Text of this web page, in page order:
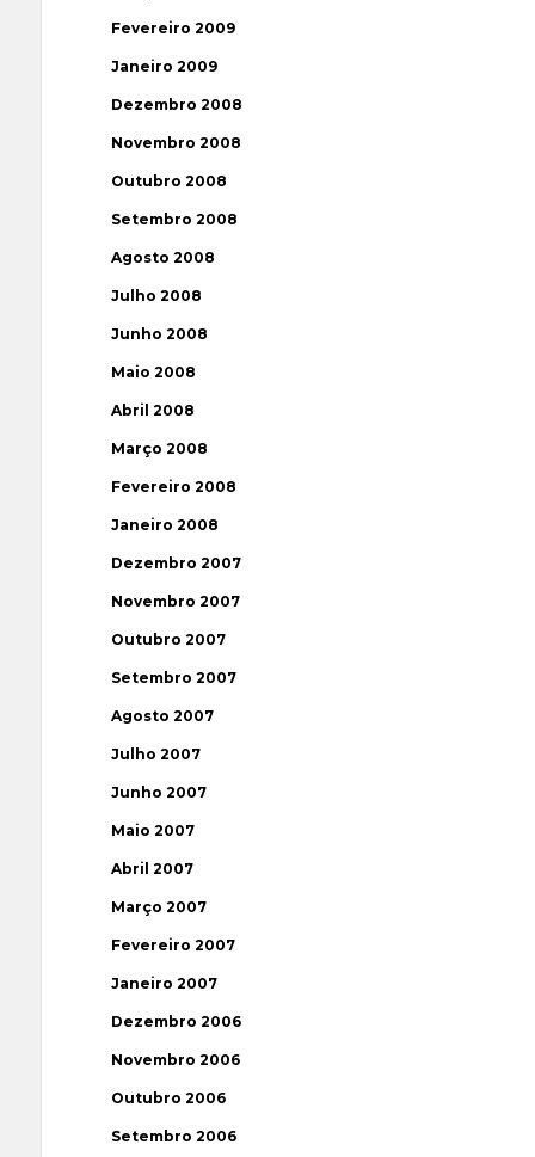
Fevereiro 2009
Janeiro 2009
Dezembro 2008
Novembro 2008
Outubro 2008
Setembro 2008
Agosto 2008
Julho 2008
Junho 2008
Maio 2008
Abril 2008
Março 2008
Fevereiro 2008
Janeiro 2008
Dezembro 2007
Novembro 2007
Outubro 2007
Setembro 2007
Agosto 2007
Julho 2007
Junho 2007
Maio 2007
Abril 2007
Março 2007
Fevereiro 2007
Janeiro 2007
Dezembro 2006
Novembro 2006
Outubro 2006
Setembro 2006